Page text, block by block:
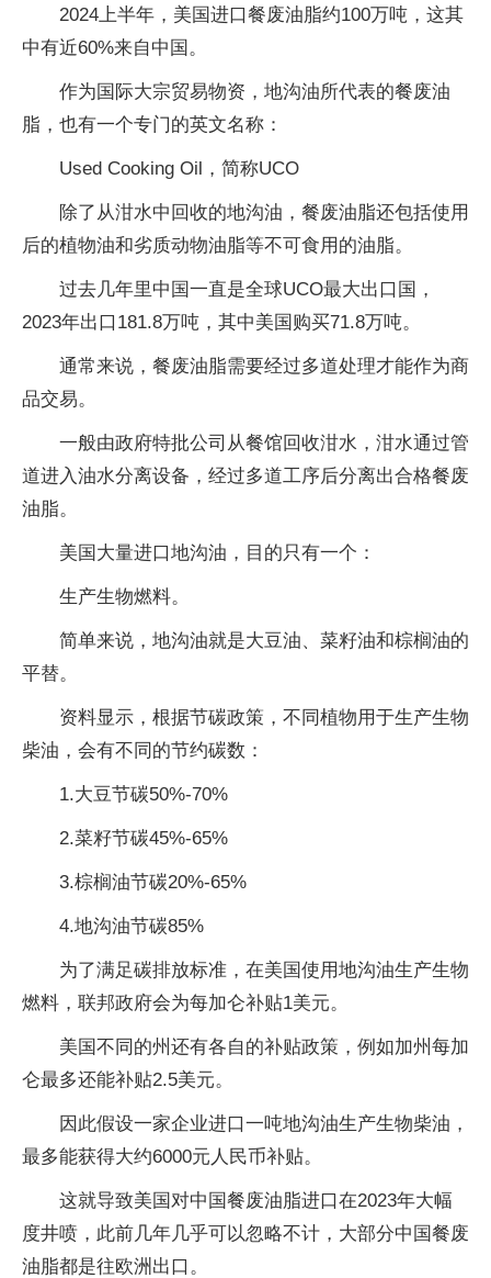
2024上半年，美国进口餐废油脂约100万吨，这其
中有近60%来自中国。
作为国际大宗贸易物资，地沟油所代表的餐废油
脂，也有一个专门的英文名称：
Used Cooking Oil，简称UCO
除了从泔水中回收的地沟油，餐废油脂还包括使用
后的植物油和劣质动物油脂等不可食用的油脂。
过去几年里中国一直是全球UCO最大出口国，
2023年出口181.8万吨，其中美国购买71.8万吨。
通常来说，餐废油脂需要经过多道处理才能作为商
品交易。
一般由政府特批公司从餐馆回收泔水，泔水通过管
道进入油水分离设备，经过多道工序后分离出合格餐废
油脂。
美国大量进口地沟油，目的只有一个：
生产生物燃料。
简单来说，地沟油就是大豆油、菜籽油和棕榈油的
平替。
资料显示，根据节碳政策，不同植物用于生产生物
柴油，会有不同的节约碳数：
1.大豆节碳50%-70%
2.菜籽节碳45%-65%
3.棕榈油节碳20%-65%
4.地沟油节碳85%
为了满足碳排放标准，在美国使用地沟油生产生物
燃料，联邦政府会为每加仑补贴1美元。
美国不同的州还有各自的补贴政策，例如加州每加
仑最多还能补贴2.5美元。
因此假设一家企业进口一吨地沟油生产生物柴油，
最多能获得大约6000元人民币补贴。
这就导致美国对中国餐废油脂进口在2023年大幅
度井喷，此前几年几乎可以忽略不计，大部分中国餐废
油脂都是往欧洲出口。